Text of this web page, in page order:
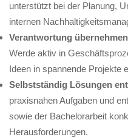
unterstützt bei der Planung,
internen
Verantwortung
Werde aktiv in
Ideen in spannende Projekte
Selbstständig Lösungen
praxisnahen Aufgaben und
sowie der Bachelorarbeit
Herausforderungen.